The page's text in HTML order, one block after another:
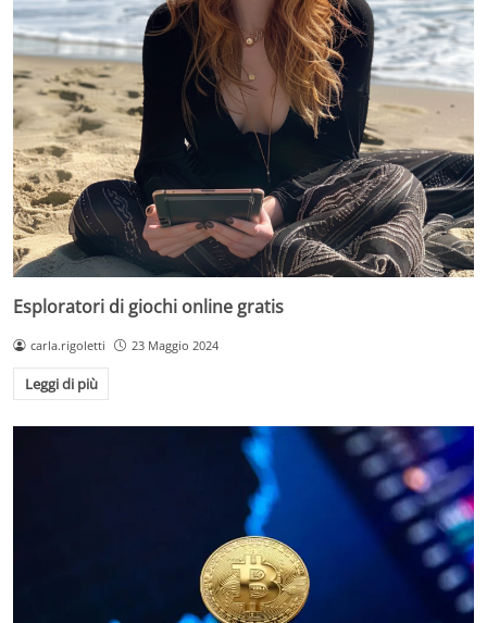
Esploratori di giochi online gratis
carla.rigoletti 23 Maggio 2024
Leggi di più